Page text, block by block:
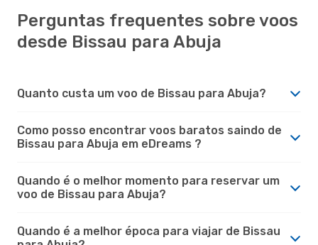
Perguntas frequentes sobre voos
desde Bissau para Abuja
Quanto custa um voo de Bissau para Abuja?
Como posso encontrar voos baratos saindo de
Bissau para Abuja em eDreams ?
Quando é o melhor momento para reservar um
voo de Bissau para Abuja?
Quando é a melhor época para viajar de Bissau